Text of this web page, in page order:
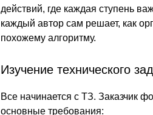
действий, где каждая ступень
каждый автор сам решает, как
похожему алгоритму.
Изучение технического
Все начинается с ТЗ. Заказчик
основные требования: